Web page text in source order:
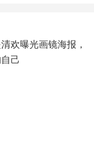
介 佟大为写真、杂
欢曝光画镜海报，
己